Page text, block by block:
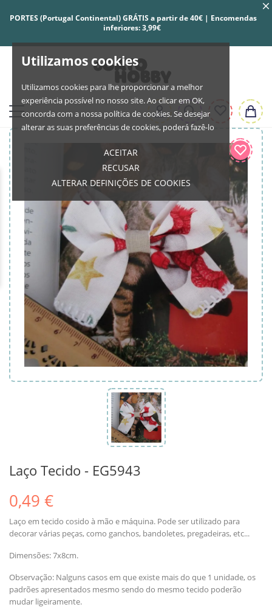
Utilizamos cookies
Utilizamos cookies para lhe proporcionar a melhor
experiência possível no nosso site. Ao clicar em OK,
concorda com a nossa política de cookies. Se desejar
alterar as suas preferências de cookies, poderá fazê-lo
ACEITAR
RECUSAR
ALTERAR DEFINIÇÕES DE COOKIES
PORTES (Portugal Continental) GRÁTIS a partir de 40€ | Encomendas
inferiores: 3,99€
Laço Tecido - EG5943
0,49 €
Laço em tecido cosido à mão e máquina. Pode ser utilizado para
decorar várias peças, como ganchos, bandoletes, pregadeiras, etc...
Dimensões: 7x8cm.
Observação: Nalguns casos em que existe mais do que 1 unidade, os
padrões apresentados mesmo sendo do mesmo tecido poderão
mudar ligeiramente.